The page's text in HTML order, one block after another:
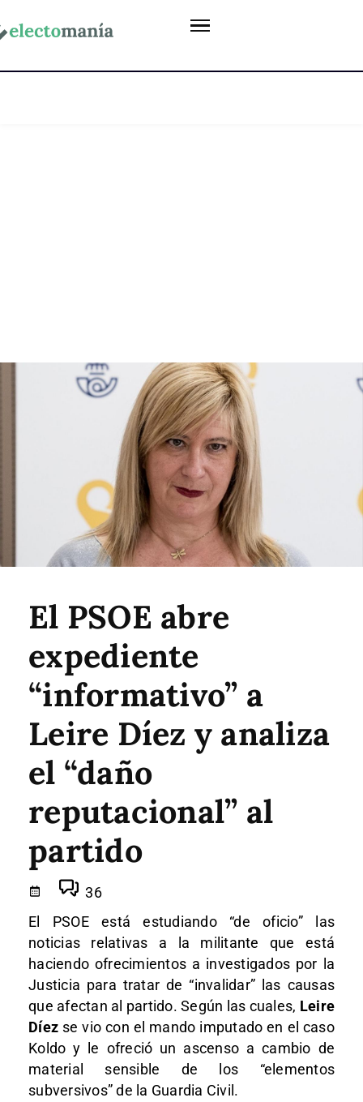
El PSOE abre
expediente
“informativo” a
Leire Díez y analiza
el “daño
reputacional” al
partido
36
El PSOE está estudiando “de oficio” las
noticias relativas a la militante que está
haciendo ofrecimientos a investigados por la
Justicia para tratar de “invalidar” las causas
que afectan al partido. Según las cuales, Leire
Díez se vio con el mando imputado en el caso
Koldo y le ofreció un ascenso a cambio de
material sensible de los “elementos
subversivos” de la Guardia Civil.